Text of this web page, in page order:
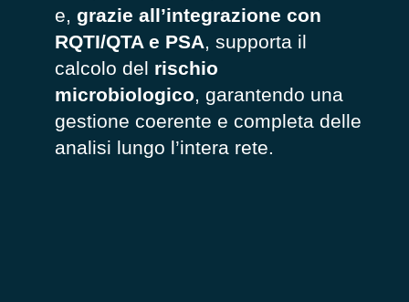
e, grazie all’integrazione con
RQTI/QTA e PSA , supporta il
calcolo del rischio
microbiologico , garantendo una
gestione coerente e completa delle
analisi lungo l’intera rete.